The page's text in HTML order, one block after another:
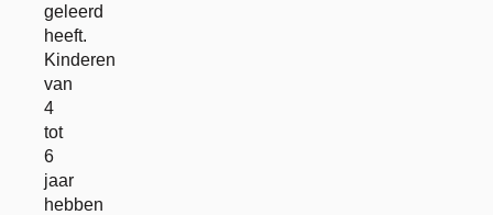
geleerd
heeft.
Kinderen
van
4
tot
6
jaar
hebben